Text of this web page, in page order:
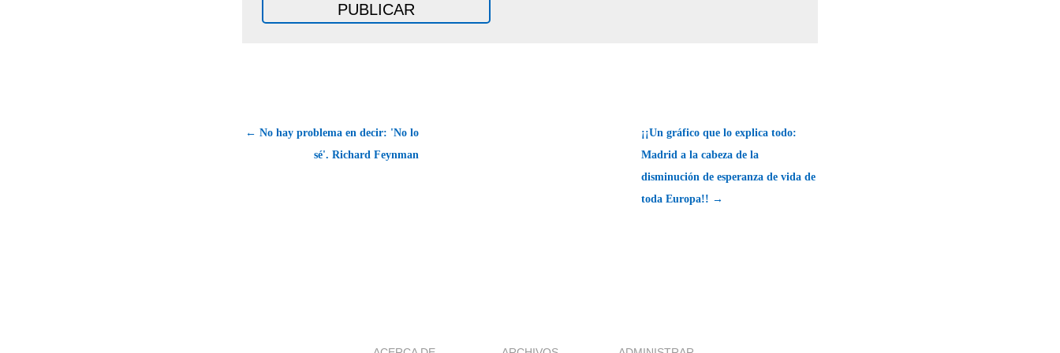
← No hay problema en decir: 'No lo
sé'. Richard Feynman
¡¡Un gráfico que lo explica todo:
Madrid a la cabeza de la
disminución de esperanza de vida de
toda Europa!! →